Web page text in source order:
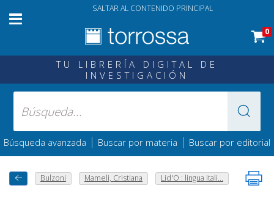
SALTAR AL CONTENIDO PRINCIPAL
0
TU LIBRERÍA DIGITAL DE
INVESTIGACIÓN
Búsqueda avanzada | Buscar por materia | Buscar por editorial
Bulzoni Mameli, Cristiana Lid'O : lingua itali...